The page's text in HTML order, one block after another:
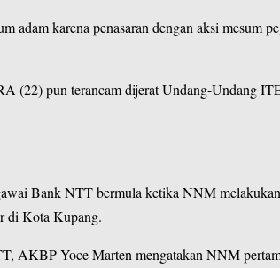
adam karena penasaran dengan aksi mesum
(22) pun terancam dijerat Undang-Undang
Bank NTT bermula ketika NNM
di Kota Kupang.
AKBP Yoce Marten mengatakan NNM